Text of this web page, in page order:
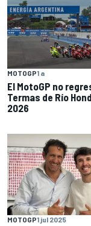
MOTOGP1 a
El MotoGP no
Termas de Río
2026
MOTOGP1 jul 2025